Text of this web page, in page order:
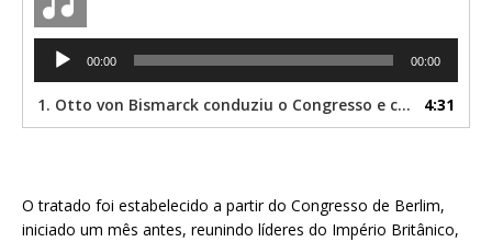
Tocador
áudio
00:00 00:00
1. Otto von Bismarck conduziu o Congresso e costurou o Tratado de Berlin. 4:31
O tratado foi estabelecido a partir do Congresso de Berlim,
iniciado um mês antes, reunindo líderes do Império Britânico,